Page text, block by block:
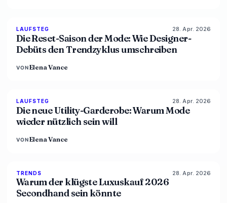
88% 72
LAUFSTEG 28. Apr. 2026
Die Reset-Saison der Mode: Wie Designer-
Debüts den Trendzyklus umschreiben
VONElena Vance
87% 47
LAUFSTEG 28. Apr. 2026
Die neue Utility-Garderobe: Warum Mode
wieder nützlich sein will
VONElena Vance
89% 49
TRENDS 28. Apr. 2026
Warum der klügste Luxuskauf 2026
Secondhand sein könnte